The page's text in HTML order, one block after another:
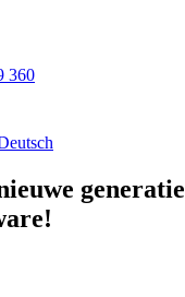
360
generatie